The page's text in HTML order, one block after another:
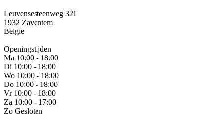
Leuvensesteenweg 321
1932 Zaventem
België
Openingstijden
Ma 10:00 - 18:00
Di 10:00 - 18:00
Wo 10:00 - 18:00
Do 10:00 - 18:00
Vr 10:00 - 18:00
Za 10:00 - 17:00
Zo Gesloten